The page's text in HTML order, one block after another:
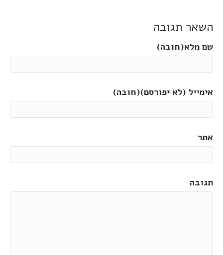
השאר תגובה
שם מלא(חובה)
אימייל (לא יפורסם)(חובה)
אתר
תגובה